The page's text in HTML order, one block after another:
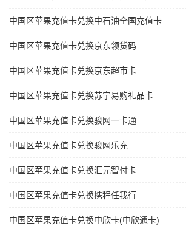
中国区苹果充值卡兑换中石油全国充值卡
中国区苹果充值卡兑换京东领货码
中国区苹果充值卡兑换京东超市卡
中国区苹果充值卡兑换苏宁易购礼品卡
中国区苹果充值卡兑换骏网一卡通
中国区苹果充值卡兑换骏网乐充
中国区苹果充值卡兑换汇元智付卡
中国区苹果充值卡兑换携程任我行
中国区苹果充值卡兑换中欣卡(中欣通卡)